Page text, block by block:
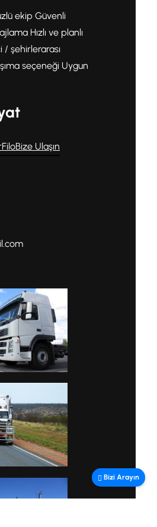
ekip Güvenli
Hızlı ve planlı
/ şehirlerarası
seçeneği Uygun
FiloBize Ulaşın
Bizi Arayın